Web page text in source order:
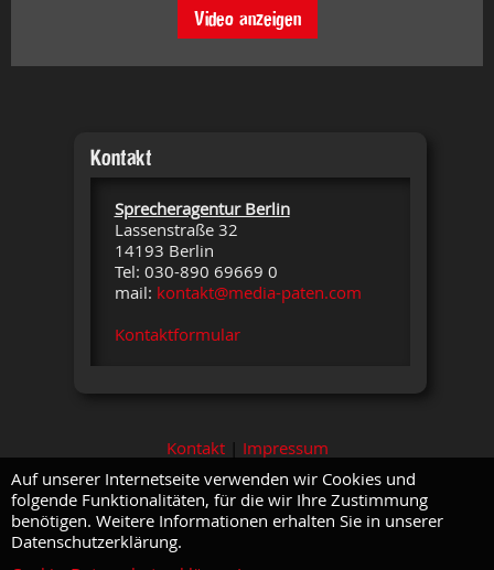
Video anzeigen
Kontakt
Sprecheragentur Berlin
Lassenstraße 32
14193 Berlin
Tel: 030-890 69669 0
mail: kontakt@media-paten.com
Kontaktformular
Kontakt| Impressum
Auf unserer Internetseite verwenden wir Cookies und
folgende Funktionalitäten, für die wir Ihre Zustimmung
benötigen. Weitere Informationen erhalten Sie in unserer
Datenschutzerklärung.